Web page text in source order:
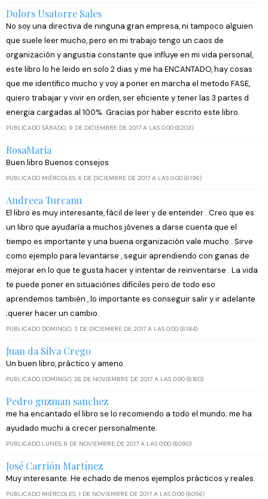
Dolors Usatorre Sales
No soy una directiva de ninguna gran empresa, ni tampoco alguien
que suele leer mucho, pero en mi trabajo tengo un caos de
organización y angustia constante que influye en mi vida personal,
este libro lo he leido en solo 2 dias y me ha ENCANTADO, hay cosas
que me identifico mucho y voy a poner en marcha el metodo FASE,
quiero trabajar y vivir en orden, ser eficiente y tener las 3 partes d
energia cargadas al 100%. Gracias por haber escrito este libro.
PUBLICADO SÁBADO, 9 DE DICIEMBRE DE 2017 A LAS 0:00 (6203)
RosaMaria
Buen libro Buenos consejos
PUBLICADO MIÉRCOLES, 6 DE DICIEMBRE DE 2017 A LAS 0:00 (6196)
Andreea Turcanu
El libro es muy interesante, fácil de leer y de entender . Creo que es
un libro que ayudaría a muchos jóvenes a darse cuenta que el
tiempo es importante y una buena organización vale mucho . Sirve
como ejemplo para levantarse , seguir aprendiendo con ganas de
mejorar en lo que te gusta hacer y intentar de reinventarse . La vida
te puede poner en situaciónes difíciles pero de todo eso
aprendemos también , lo importante es conseguir salir y ir adelante
;querer hacer un cambio.
PUBLICADO DOMINGO, 3 DE DICIEMBRE DE 2017 A LAS 0:00 (6184)
Juan da Silva Crego
Un buen libro, práctico y ameno.
PUBLICADO DOMINGO, 26 DE NOVIEMBRE DE 2017 A LAS 0:00 (6160)
Pedro guzman sanchez
me ha encantado el libro se lo recomiendo a todo el mundo; me ha
ayudado muchi a crecer personalmente.
PUBLICADO LUNES, 6 DE NOVIEMBRE DE 2017 A LAS 0:00 (6090)
José Carrión Martínez
Muy interesante. He echado de menos ejemplos prácticos y reales.
PUBLICADO MIÉRCOLES, 1 DE NOVIEMBRE DE 2017 A LAS 0:00 (6056)